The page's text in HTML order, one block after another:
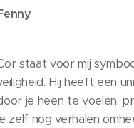
staat voor mij
Hij heeft een
je heen te voelen,
zelf nog verhalen